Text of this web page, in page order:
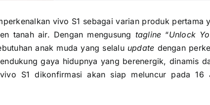
vivo S1 sebagai varian produk pertama
tanah air. Dengan mengusung tagline “Unlock
anak muda yang selalu update dengan
gaya hidupnya yang berenergik, dinamis
S1 dikonfirmasi akan siap meluncur pada 16